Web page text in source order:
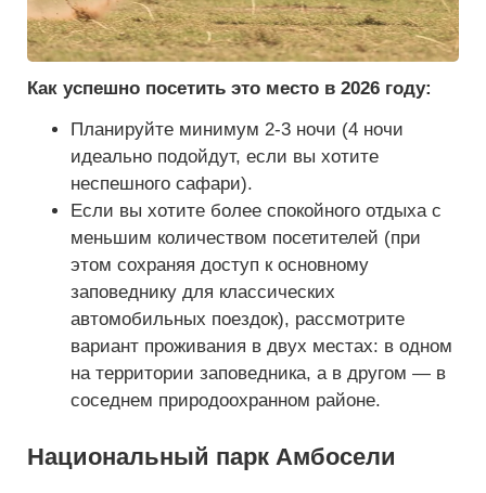
Как успешно посетить это место в 2026 году:
Планируйте минимум 2-3 ночи (4 ночи
идеально подойдут, если вы хотите
неспешного сафари).
Если вы хотите более спокойного отдыха с
меньшим количеством посетителей (при
этом сохраняя доступ к основному
заповеднику для классических
автомобильных поездок), рассмотрите
вариант проживания в двух местах: в одном
на территории заповедника, а в другом — в
соседнем природоохранном районе.
Национальный парк Амбосели